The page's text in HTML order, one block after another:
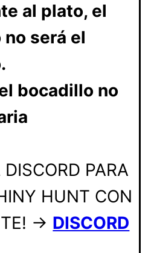
al plato, el
será el
bocadillo no
DISCORD PARA
HUNT CON
-> DISCORD